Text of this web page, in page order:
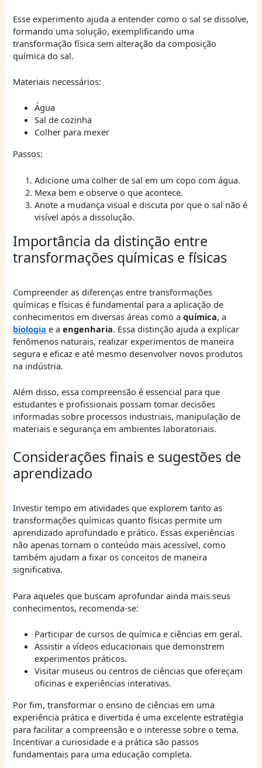
Esse experimento ajuda a entender como o sal se dissolve,
formando uma solução, exemplificando uma
transformação física sem alteração da composição
química do sal.
Materiais necessários:
Água
Sal de cozinha
Colher para mexer
Passos:
Adicione uma colher de sal em um copo com água.
Mexa bem e observe o que acontece.
Anote a mudança visual e discuta por que o sal não é
visível após a dissolução.
Importância da distinção entre
transformações químicas e físicas
Compreender as diferenças entre transformações
químicas e físicas é fundamental para a aplicação de
conhecimentos em diversas áreas como aquímica, a
biologia e aengenharia. Essa distinção ajuda a explicar
fenômenos naturais, realizar experimentos de maneira
segura e eficaz e até mesmo desenvolver novos produtos
na indústria.
Além disso, essa compreensão é essencial para que
estudantes e profissionais possam tomar decisões
informadas sobre processos industriais, manipulação de
materiais e segurança em ambientes laboratoriais.
Considerações finais e sugestões de
aprendizado
Investir tempo em atividades que explorem tanto as
transformações químicas quanto físicas permite um
aprendizado aprofundado e prático. Essas experiências
não apenas tornam o conteúdo mais acessível, como
também ajudam a fixar os conceitos de maneira
significativa.
Para aqueles que buscam aprofundar ainda mais seus
conhecimentos, recomenda-se:
Participar de cursos de química e ciências em geral.
Assistir a vídeos educacionais que demonstrem
experimentos práticos.
Visitar museus ou centros de ciências que ofereçam
oficinas e experiências interativas.
Por fim, transformar o ensino de ciências em uma
experiência prática e divertida é uma excelente estratégia
para facilitar a compreensão e o interesse sobre o tema.
Incentivar a curiosidade e a prática são passos
fundamentais para uma educação completa.